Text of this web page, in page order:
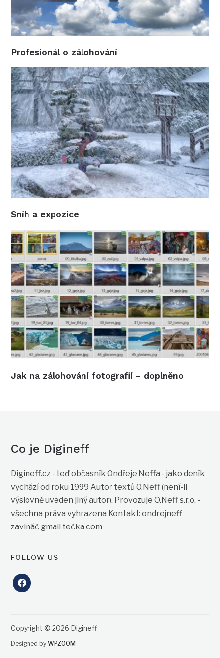
Profesionál o zálohování
Sníh a expozice
Jak na zálohování fotografií – doplněno
Co je Digineff
Digineff.cz - teď občasník Ondřeje Neffa - jako deník
vychází od roku 1999 Autor textů O.Neff (není-li
výslovně uveden jiný autor). Provozuje O.Neff s.r.o. -
všechna práva vyhrazena Kontakt: ondrejneff
zavináč gmail tečka com
FOLLOW US
facebook
Copyright © 2026 Digineff
Designed byWPZOOM